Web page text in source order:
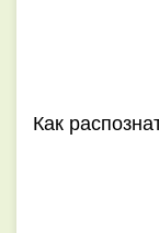
Как